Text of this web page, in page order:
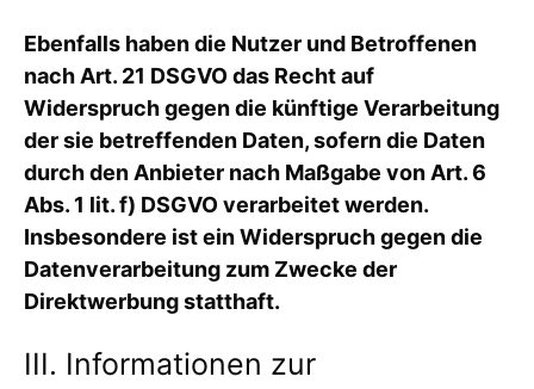
Ebenfalls haben die Nutzer und Betroffenen
nach Art. 21 DSGVO das Recht auf
Widerspruch gegen die künftige Verarbeitung
der sie betreffenden Daten, sofern die Daten
durch den Anbieter nach Maßgabe von Art. 6
Abs. 1 lit. f) DSGVO verarbeitet werden.
Insbesondere ist ein Widerspruch gegen die
Datenverarbeitung zum Zwecke der
Direktwerbung statthaft.
III. Informationen zur